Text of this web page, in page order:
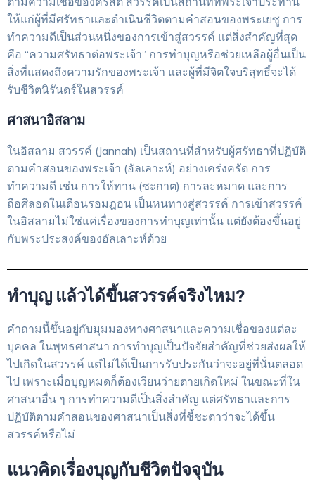
ให้แก่ผู้ที่มีศรัทธาและดำเนินชีวิตตามคำสอนของพระเยซู การ
ทำความดีเป็นส่วนหนึ่งของการเข้าสู่สวรรค์ แต่สิ่งสำคัญที่สุด
คือ “ความศรัทธาต่อพระเจ้า” การทำบุญหรือช่วยเหลือผู้อื่นเป็น
สิ่งที่แสดงถึงความรักของพระเจ้า และผู้ที่มีจิตใจบริสุทธิ์จะได้
รับชีวิตนิรันดร์ในสวรรค์
ศาสนาอิสลาม
ในอิสลาม สวรรค์ (Jannah) เป็นสถานที่สำหรับผู้ศรัทธาที่ปฏิบัติ
ตามคำสอนของพระเจ้า (อัลเลาะห์) อย่างเคร่งครัด การ
ทำความดี เช่น การให้ทาน (ซะกาต) การละหมาด และการ
ถือศีลอดในเดือนรอมฎอน เป็นหนทางสู่สวรรค์ การเข้าสวรรค์
ในอิสลามไม่ใช่แค่เรื่องของการทำบุญเท่านั้น แต่ยังต้องขึ้นอยู่
กับพระประสงค์ของอัลเลาะห์ด้วย
ทำบุญ แล้วได้ขึ้นสวรรค์จริงไหม?
คำถามนี้ขึ้นอยู่กับมุมมองทางศาสนาและความเชื่อของแต่ละ
บุคคล ในพุทธศาสนา การทำบุญเป็นปัจจัยสำคัญที่ช่วยส่งผลให้
ไปเกิดในสวรรค์ แต่ไม่ได้เป็นการรับประกันว่าจะอยู่ที่นั่นตลอด
ไป เพราะเมื่อบุญหมดก็ต้องเวียนว่ายตายเกิดใหม่ ในขณะที่ใน
ศาสนาอื่น ๆ การทำความดีเป็นสิ่งสำคัญ แต่ศรัทธาและการ
ปฏิบัติตามคำสอนของศาสนาเป็นสิ่งที่ชี้ชะตาว่าจะได้ขึ้น
สวรรค์หรือไม่
แนวคิดเรื่องบุญกับชีวิตปัจจุบัน